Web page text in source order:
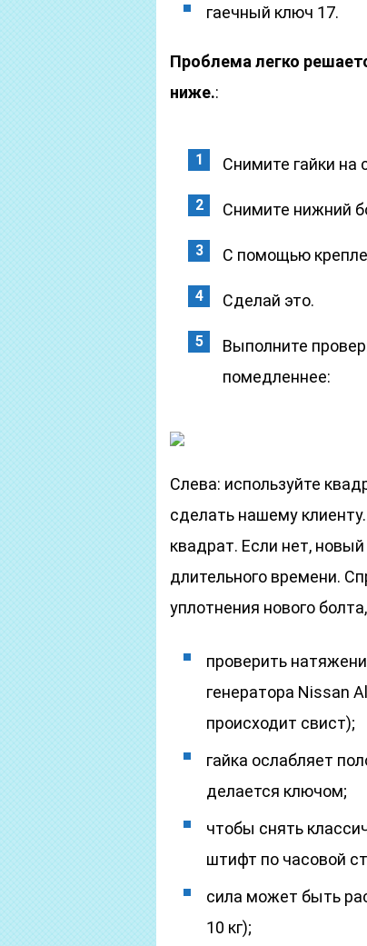
гаечный ключ 17.
Проблема легко
ниже.:
Снимите гайки на
Снимите нижний
С помощью
Сделай это.
Выполните
помедленнее:
Слева: используйте
сделать нашему
квадрат. Если нет, новый
длительного времени.
уплотнения нового
проверить
генератора Nissan
происходит свист);
гайка ослабляет
делается ключом;
чтобы снять
штифт по часовой
сила может быть
10 кг);